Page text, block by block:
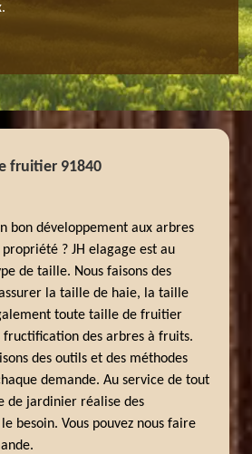
fruitier 91840
bon développement aux arbres
? JH elagage est au
de taille. Nous faisons des
la taille de haie, la taille
toute taille de fruitier
des arbres à fruits.
des outils et des méthodes
demande. Au service de tout
de jardinier réalise des
besoin. Vous pouvez nous faire